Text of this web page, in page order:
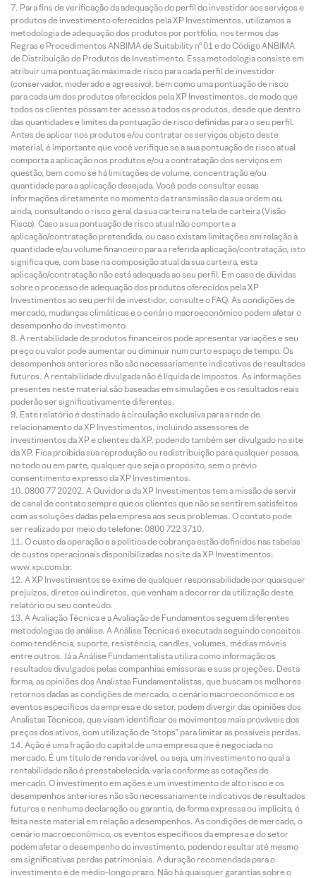
Para fins de verificação da adequação do perfil do investidor aos serviços e
produtos de investimento oferecidos pela XP Investimentos, utilizamos a
metodologia de adequação dos produtos por portfólio, nos termos das
Regras e Procedimentos ANBIMA de Suitability nº 01 e do Código ANBIMA
de Distribuição de Produtos de Investimento. Essa metodologia consiste em
atribuir uma pontuação máxima de risco para cada perfil de investidor
(conservador, moderado e agressivo), bem como uma pontuação de risco
para cada um dos produtos oferecidos pela XP Investimentos, de modo que
todos os clientes possam ter acesso a todos os produtos, desde que dentro
das quantidades e limites da pontuação de risco definidas para o seu perfil.
Antes de aplicar nos produtos e/ou contratar os serviços objeto deste
material, é importante que você verifique se a sua pontuação de risco atual
comporta a aplicação nos produtos e/ou a contratação dos serviços em
questão, bem como se há limitações de volume, concentração e/ou
quantidade para a aplicação desejada. Você pode consultar essas
informações diretamente no momento da transmissão da sua ordem ou,
ainda, consultando o risco geral da sua carteira na tela de carteira (Visão
Risco). Caso a sua pontuação de risco atual não comporte a
aplicação/contratação pretendida, ou caso existam limitações em relação à
quantidade e/ou volume financeiro para a referida aplicação/contratação, isto
significa que, com base na composição atual da sua carteira, esta
aplicação/contratação não está adequada ao seu perfil. Em caso de dúvidas
sobre o processo de adequação dos produtos oferecidos pela XP
Investimentos ao seu perfil de investidor, consulte o FAQ. As condições de
mercado, mudanças climáticas e o cenário macroeconômico podem afetar o
desempenho do investimento.
A rentabilidade de produtos financeiros pode apresentar variações e seu
preço ou valor pode aumentar ou diminuir num curto espaço de tempo. Os
desempenhos anteriores não são necessariamente indicativos de resultados
futuros. A rentabilidade divulgada não é líquida de impostos. As informações
presentes neste material são baseadas em simulações e os resultados reais
poderão ser significativamente diferentes.
Este relatório é destinado à circulação exclusiva para a rede de
relacionamento da XP Investimentos, incluindo assessores de
investimentos da XP e clientes da XP, podendo também ser divulgado no site
da XP. Fica proibida sua reprodução ou redistribuição para qualquer pessoa,
no todo ou em parte, qualquer que seja o propósito, sem o prévio
consentimento expresso da XP Investimentos.
0800 77 20202. A Ouvidoria da XP Investimentos tem a missão de servir
de canal de contato sempre que os clientes que não se sentirem satisfeitos
com as soluções dadas pela empresa aos seus problemas. O contato pode
ser realizado por meio do telefone: 0800 722 3710.
O custo da operação e a política de cobrança estão definidos nas tabelas
de custos operacionais disponibilizadas no site da XP Investimentos:
www.xpi.com.br.
A XP Investimentos se exime de qualquer responsabilidade por quaisquer
prejuízos, diretos ou indiretos, que venham a decorrer da utilização deste
relatório ou seu conteúdo.
A Avaliação Técnica e a Avaliação de Fundamentos seguem diferentes
metodologias de análise. A Análise Técnica é executada seguindo conceitos
como tendência, suporte, resistência, candles, volumes, médias móveis
entre outros. Já a Análise Fundamentalista utiliza como informação os
resultados divulgados pelas companhias emissoras e suas projeções. Desta
forma, as opiniões dos Analistas Fundamentalistas, que buscam os melhores
retornos dadas as condições de mercado, o cenário macroeconômico e os
eventos específicos da empresa e do setor, podem divergir das opiniões dos
Analistas Técnicos, que visam identificar os movimentos mais prováveis dos
preços dos ativos, com utilização de “stops” para limitar as possíveis perdas.
Ação é uma fração do capital de uma empresa que é negociada no
mercado. É um título de renda variável, ou seja, um investimento no qual a
rentabilidade não é preestabelecida, varia conforme as cotações de
mercado. O investimento em ações é um investimento de alto risco e os
desempenhos anteriores não são necessariamente indicativos de resultados
futuros e nenhuma declaração ou garantia, de forma expressa ou implícita, é
feita neste material em relação a desempenhos. As condições de mercado, o
cenário macroeconômico, os eventos específicos da empresa e do setor
podem afetar o desempenho do investimento, podendo resultar até mesmo
em significativas perdas patrimoniais. A duração recomendada para o
investimento é de médio-longo prazo. Não há quaisquer garantias sobre o